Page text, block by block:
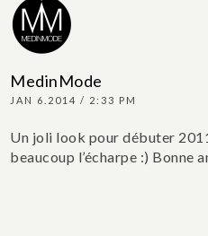
MedinMode
JAN 6.2014 / 2:33 PM
Un joli look pour débuter
beaucoup l’écharpe :) Bonne